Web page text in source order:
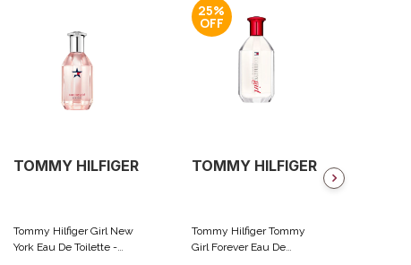
TOMMY HILFIGER
Tommy Hilfiger Girl New
York Eau De Toilette -
25%
TOMMY HILFIGER
Tommy Hilfiger Tommy
Girl Forever Eau De